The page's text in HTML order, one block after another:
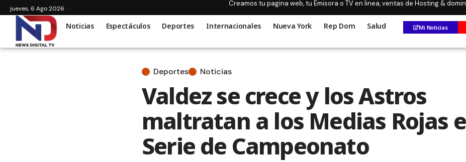
jueves, 6 Ago 2026
Creamos tu pagina web, tu Emisora o TV en linea, ventas de Hosting &
Noticias Espectáculos Deportes Internacionales Nueva York Rep Dom Salud Mi Noticias
Deportes Noticias
Valdez se crece y los Astros
maltratan a los Medias Rojas
Serie de Campeonato